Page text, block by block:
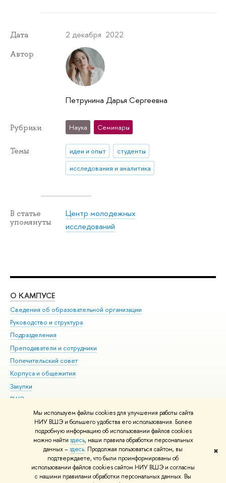
Мы используем файлы cookies для улучшения работы сайта
НИУ ВШЭ и большего удобства его использования. Более
подробную информацию об использовании файлов cookies
можно найти здесь, наши правила обработки персональных
данных –здесь. Продолжая пользоваться сайтом, вы
подтверждаете, что были проинформированы об
использовании файлов cookies сайтом НИУ ВШЭ и согласны
с нашими правилами обработки персональных данных. Вы
✖
Дата 2 декабря 2022
Автор
Петрунина Дарья Сергеевна
Рубрики Наука Семинары
Темы идеи и опыт
студенты
исследования и аналитика
В статье
упомянуты
Центр молодежных
исследований
О КАМПУСЕ
Сведения об образовательной организации
Руководство и структура
Подразделения
Преподаватели и сотрудники
Попечительский совет
Корпуса и общежития
Закупки
ВШЭ для студентов с ограниченными возможностями
здоровья и инвалидностью
Версия для слабовидящих
Единая платежная страница
© НИУ ВШЭ 1993–2026 Адреса и контакты Условия использования
материалов Политика конфиденциальности Карта сайта